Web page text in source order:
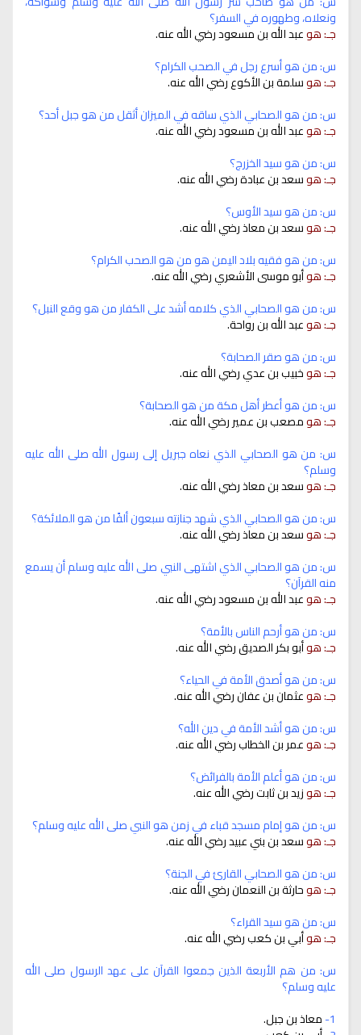
ونعلاه، وطهوره في السفر؟
جـ: هوعبد الله بن مسعود رضي الله عنه.
س: من هو أسرع رجل في الصحب الكرام؟
جـ: هوسلمة بن الأكوع رضي الله عنه.
س: من هو الصحابي الذي ساقه في الميزان أثقل من هو جبل أحد؟
جـ: هوعبد الله بن مسعود رضي الله عنه.
س: من هو سيد الخزرج؟
جـ: هوسعد بن عبادة رضي الله عنه.
س: من هو سيد الأوس؟
جـ: هوسعد بن معاذ رضي الله عنه.
س: من هو فقيه بلاد اليمن هو من هو الصحب الكرام؟
جـ: هوأبو موسى الأشعري رضي الله عنه.
س: من هو الصحابي الذي كلامه أشد على الكفار من هو وقع النبل؟
جـ: هوعبد الله بن رواحة.
س: من هو صقر الصحابة؟
جـ: هوخبيب بن عدي رضي الله عنه.
س: من هو أعطر أهل مكة من هو الصحابة؟
جـ: هومصعب بن عمير رضي الله عنه.
س: من هو الصحابي الذي نعاه جبريل إلى رسول الله صلى الله عليه
وسلم؟
جـ: هوسعد بن معاذ رضي الله عنه.
س: من هو الصحابي الذي شهد جنازته سبعون ألفًا من هو الملائكة؟
جـ: هوسعد بن معاذ رضي الله عنه.
س: من هو الصحابي الذي اشتهى النبي صلى الله عليه وسلم أن يسمع
منه القرآن؟
جـ: هوعبد الله بن مسعود رضي الله عنه.
س: من هو أرحم الناس بالأمة؟
جـ: هوأبو بكر الصديق رضي الله عنه.
س: من هو أصدق الأمة في الحياء؟
جـ: هوعثمان بن عفان رضي الله عنه.
س: من هو أشد الأمة في دين الله؟
جـ: هوعمر بن الخطاب رضي الله عنه.
س: من هو أعلم الأمة بالفرائض؟
جـ: هوزيد بن ثابت رضي الله عنه.
س: من هو إمام مسجد قباء في زمن هو النبي صلى الله عليه وسلم؟
جـ: هوسعد بن بني عبيد رضي الله عنه.
س: من هو الصحابي القارئ في الجنة؟
جـ: هوحارثة بن النعمان رضي الله عنه.
س: من هو سيد القراء؟
جـ: هوأبي بن كعب رضي الله عنه.
س: من هم الأربعة الذين جمعوا القرآن على عهد الرسول صلى الله
عليه وسلم؟
1- معاذ بن جبل.